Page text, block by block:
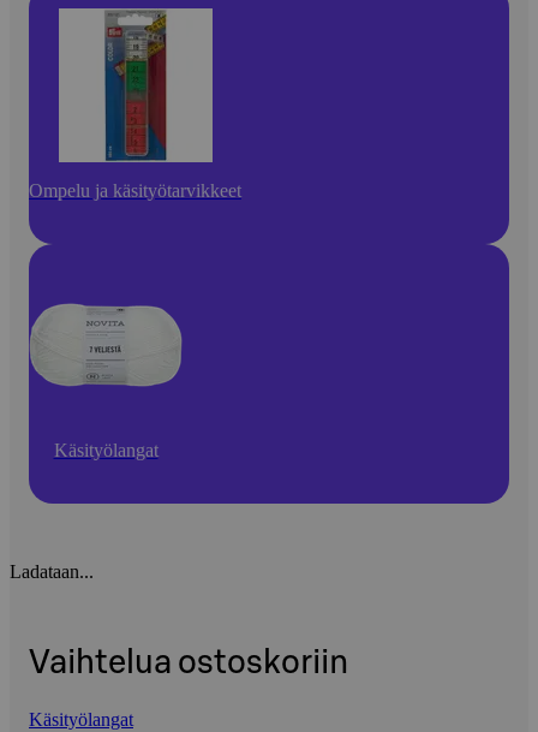
Ompelu ja käsityötarvikkeet
Käsityölangat
Ladataan...
Vaihtelua ostoskoriin
Käsityölangat